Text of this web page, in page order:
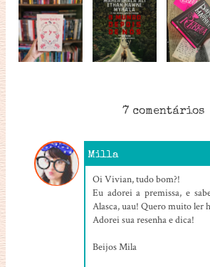
7 comentários
Milla
Oi Vivian, tudo bom?!
Eu adorei a premissa, e
Alasca, uau! Quero muito ler
Adorei sua resenha e dica!
Beijos Mila